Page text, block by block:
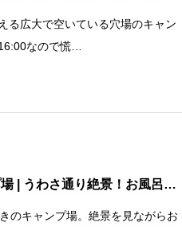
る広大で空いている穴場のキャン
なので慌…
| うわさ通り絶景！お風呂…
のキャンプ場。絶景を見ながらお